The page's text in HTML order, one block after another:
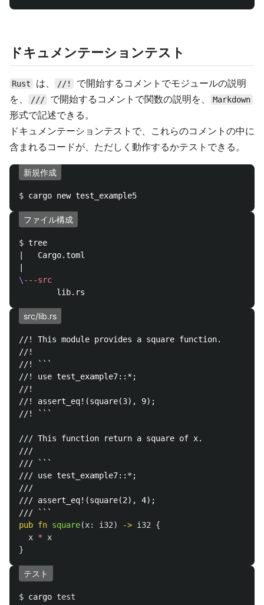
ドキュメンテーションテスト
Rust は、 //!
で開始するコメントでモジュールの説明
を、
/// で開始するコメントで関数の説明を、 Markdown
形式で記述できる。
ドキュメンテーションテストで、これらのコメントの中に
含まれるコードが、ただしく動作するかテストできる。
新規作成
$
ファイル構成
$ tree
|   Cargo.toml
\- --src
src/lib.rs
//! This module provides a square function.
//!
//! ```
//! use test_example7::*;
//!
//! assert_eq!(square(3), 9);
//! ```
/// This function return a square of x.
///
/// ```
/// use test_example7::*;
///
/// assert_eq!(square(2), 4);
/// ```
pub fn square(x: i32) -> i32
{
x *
x
}
テスト
$ cargo test